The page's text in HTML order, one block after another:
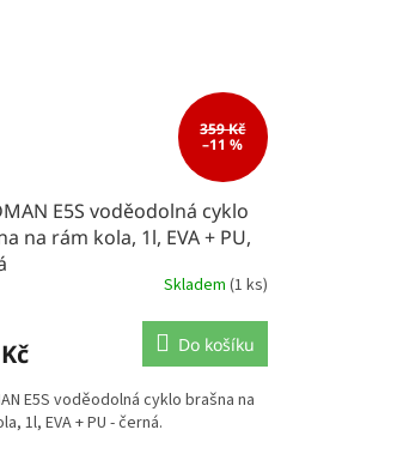
359 Kč
–11 %
E5S voděodolná cyklo
na rám kola, 1l, EVA + PU,
Skladem (1 ks)
Do košíku
E5S voděodolná cyklo brašna na
1l, EVA + PU - černá.